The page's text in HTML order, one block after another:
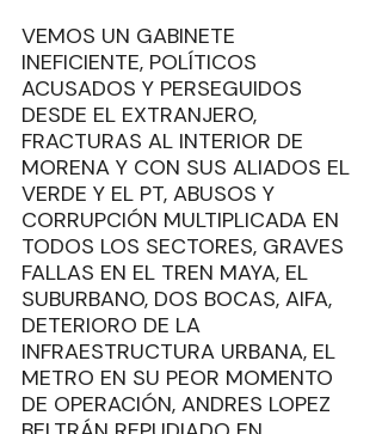
VEMOS UN GABINETE
INEFICIENTE, POLÍTICOS
ACUSADOS Y PERSEGUIDOS
DESDE EL EXTRANJERO,
FRACTURAS AL INTERIOR DE
MORENA Y CON SUS ALIADOS EL
VERDE Y EL PT, ABUSOS Y
CORRUPCIÓN MULTIPLICADA EN
TODOS LOS SECTORES, GRAVES
FALLAS EN EL TREN MAYA, EL
SUBURBANO, DOS BOCAS, AIFA,
DETERIORO DE LA
INFRAESTRUCTURA URBANA, EL
METRO EN SU PEOR MOMENTO
DE OPERACIÓN, ANDRES LOPEZ